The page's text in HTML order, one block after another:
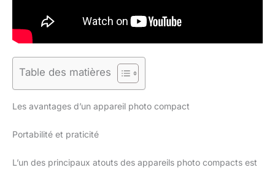
Table des matières
Les avantages d’un appareil photo compact
Portabilité et praticité
L’un des principaux atouts des appareils photo compacts est